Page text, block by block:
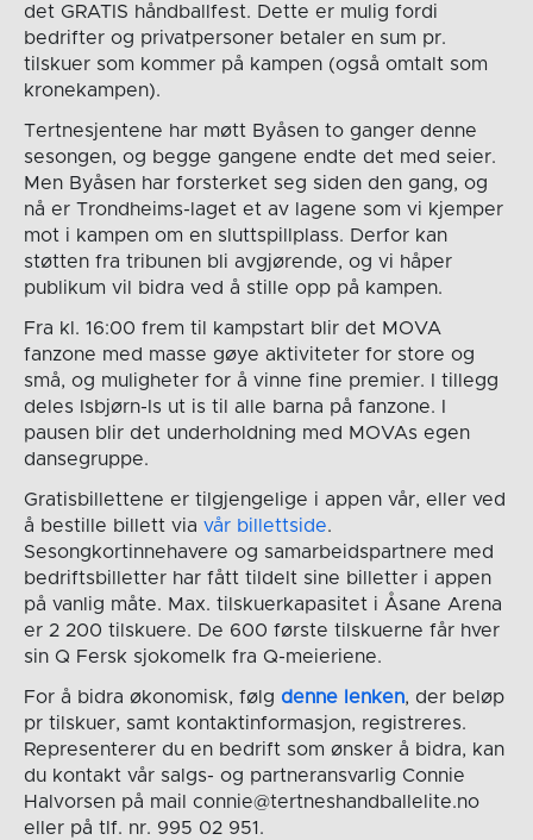
det GRATIS håndballfest. Dette er mulig fordi
bedrifter og privatpersoner betaler en sum pr.
tilskuer som kommer på kampen (også omtalt som
kronekampen).
Tertnesjentene har møtt Byåsen to ganger denne
sesongen, og begge gangene endte det med seier.
Men Byåsen har forsterket seg siden den gang, og
nå er Trondheims-laget et av lagene som vi kjemper
mot i kampen om en sluttspillplass. Derfor kan
støtten fra tribunen bli avgjørende, og vi håper
publikum vil bidra ved å stille opp på kampen.
Fra kl. 16:00 frem til kampstart blir det MOVA
fanzone med masse gøye aktiviteter for store og
små, og muligheter for å vinne fine premier. I tillegg
deles Isbjørn-Is ut is til alle barna på fanzone. I
pausen blir det underholdning med MOVAs egen
dansegruppe.
Gratisbillettene er tilgjengelige i appen vår, eller ved
å bestille billett via vår billettside.
Sesongkortinnehavere og samarbeidspartnere med
bedriftsbilletter har fått tildelt sine billetter i appen
på vanlig måte. Max. tilskuerkapasitet i Åsane Arena
er 2 200 tilskuere. De 600 første tilskuerne får hver
sin Q Fersk sjokomelk fra Q-meieriene.
For å bidra økonomisk, følg denne lenken, der beløp
pr tilskuer, samt kontaktinformasjon, registreres.
Representerer du en bedrift som ønsker å bidra, kan
du kontakt vår salgs- og partneransvarlig Connie
Halvorsen på mail connie@tertneshandballelite.no
eller på tlf. nr. 995 02 951.